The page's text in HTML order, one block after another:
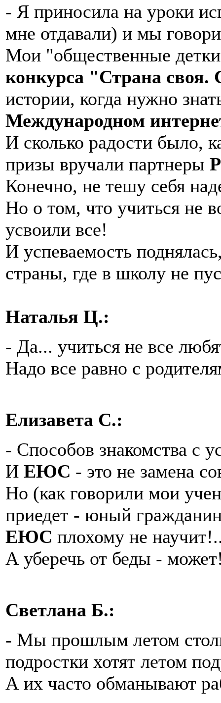
- Я приносила на уроки
мне отдавали) и мы
Мои "общественные
конкурса "Страна своя.
истории, когда нужно
Международном
И сколько радости было,
призы вручали партнеры
Конечно, не тешу себя
Но о том, что учиться не
усвоили все!
И успеваемость
страны, где в школу не
Наталья Ц.:
- Да... учиться не все
Надо все равно с
Елизавета С.:
- Способов знакомства с
И ЕЮС - это не замена
Но (как говорили мои
приедет - юный
ЕЮС плохому не
А уберечь от беды -
Светлана Б.:
- Мы прошлым летом
подростки хотят летом
А их часто обманывают